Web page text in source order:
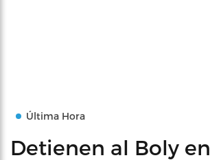
Última Hora
Detienen al Boly en